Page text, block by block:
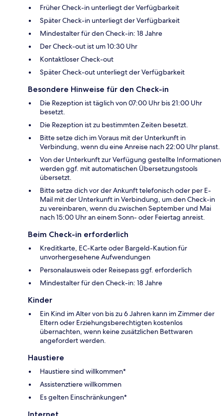
Früher Check-in unterliegt der Verfügbarkeit
Später Check-in unterliegt der Verfügbarkeit
Mindestalter für den Check-in: 18 Jahre
Der Check-out ist um 10:30 Uhr
Kontaktloser Check-out
Später Check-out unterliegt der Verfügbarkeit
Besondere Hinweise für den Check-in
Die Rezeption ist täglich von 07:00 Uhr bis 21:00 Uhr
besetzt.
Die Rezeption ist zu bestimmten Zeiten besetzt.
Bitte setze dich im Voraus mit der Unterkunft in
Verbindung, wenn du eine Anreise nach 22:00 Uhr planst.
Von der Unterkunft zur Verfügung gestellte Informationen
werden ggf. mit automatischen Übersetzungstools
übersetzt.
Bitte setze dich vor der Ankunft telefonisch oder per E-
Mail mit der Unterkunft in Verbindung, um den Check-in
zu vereinbaren, wenn du zwischen September und Mai
nach 15:00 Uhr an einem Sonn- oder Feiertag anreist.
Beim Check-in erforderlich
Kreditkarte, EC-Karte oder Bargeld-Kaution für
unvorhergesehene Aufwendungen
Personalausweis oder Reisepass ggf. erforderlich
Mindestalter für den Check-in: 18 Jahre
Kinder
Ein Kind im Alter von bis zu 6 Jahren kann im Zimmer der
Eltern oder Erziehungsberechtigten kostenlos
übernachten, wenn keine zusätzlichen Bettwaren
angefordert werden.
Haustiere
Haustiere sind willkommen*
Assistenztiere willkommen
Es gelten Einschränkungen*